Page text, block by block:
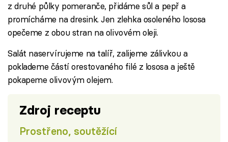
z druhé půlky pomeranče, přidáme sůl a pepř a
promícháme na dresink. Jen zlehka osoleného lososa
opečeme z obou stran na olivovém oleji.
Salát naservírujeme na talíř, zalijeme zálivkou a
poklademe částí orestovaného filé z lososa a ještě
pokapeme olivovým olejem.
Zdroj receptu
Prostřeno, soutěžící